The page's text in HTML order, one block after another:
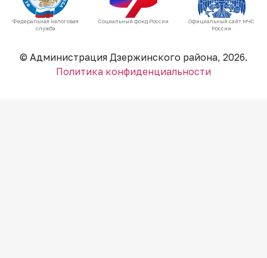
Федеральная налоговая
служба
Социальный фонд России
Официальный сайт МЧС
России
© Администрация Дзержинского района, 2026.
Политика конфиденциальности